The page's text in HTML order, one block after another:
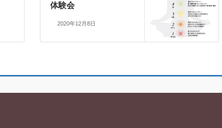
体験会
2020年12月8日